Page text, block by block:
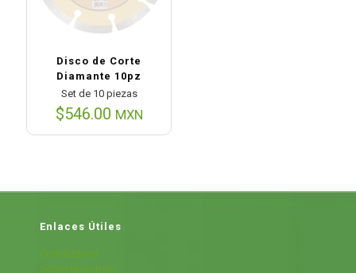
Disco de Corte
Diamante 10pz
Set de 10 piezas
$546.00 MXN
Enlaces Útiles
Contáctanos
Sobre Nosotros